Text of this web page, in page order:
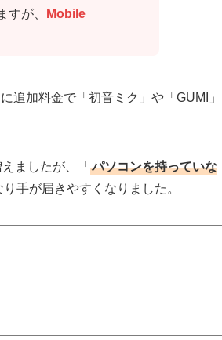
すが、
Mobile
追加料金で「初音ミク」や「GUMI」
ましたが、「 パソコンを持っていな
手が届きやすくなりました。